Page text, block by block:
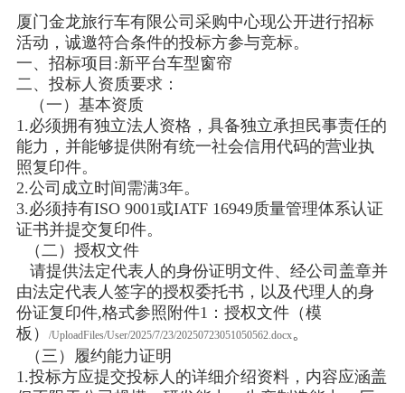
厦门金龙旅行车有限公司采购中心现公开进行招标
活动，诚邀符合条件的投标方参与竞标。
一、招标项目:新平台车型窗帘
二、投标人资质要求：
（一）基本资质
1.必须拥有独立法人资格，具备独立承担民事责任的
能力，并能够提供附有统一社会信用代码的营业执
照复印件。
2.公司成立时间需满3年。
3.必须持有ISO 9001或IATF 16949质量管理体系认证
证书并提交复印件。
（二）授权文件
请提供法定代表人的身份证明文件、经公司盖章并
由法定代表人签字的授权委托书，以及代理人的身
份证复印件,格式参照附件1：授权文件（模
板）
/UploadFiles/User/2025/7/23/20250723051050562.docx。
（三）履约能力证明
1.投标方应提交投标人的详细介绍资料，内容应涵盖